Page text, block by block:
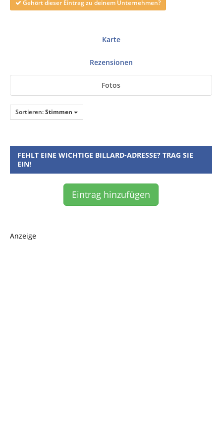
Gehört dieser Eintrag zu deinem Unternehmen?
Karte
Rezensionen
Fotos
Sortieren:Stimmen
FEHLT EINE WICHTIGE BILLARD-ADRESSE? TRAG SIE
EIN!
Eintrag hinzufügen
Anzeige